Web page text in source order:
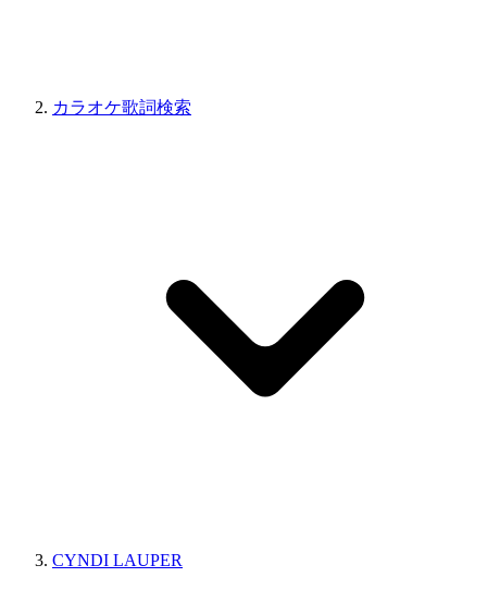
カラオケ歌詞検索
CYNDI LAUPER